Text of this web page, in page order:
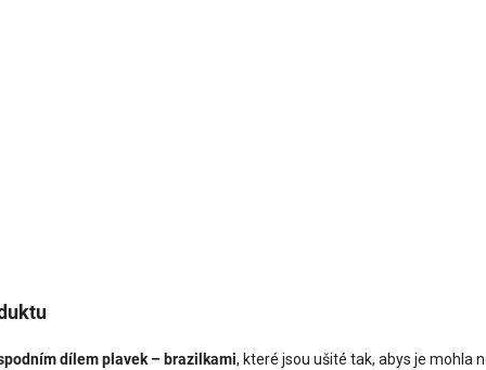
dílem plavek – brazilkami, které jsou ušité tak, abys je mohla